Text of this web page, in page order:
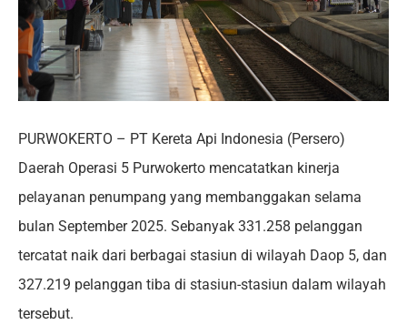
PURWOKERTO – PT Kereta Api Indonesia (Persero)
Daerah Operasi 5 Purwokerto mencatatkan kinerja
pelayanan penumpang yang membanggakan selama
bulan September 2025. Sebanyak 331.258 pelanggan
tercatat naik dari berbagai stasiun di wilayah Daop 5, dan
327.219 pelanggan tiba di stasiun-stasiun dalam wilayah
tersebut.